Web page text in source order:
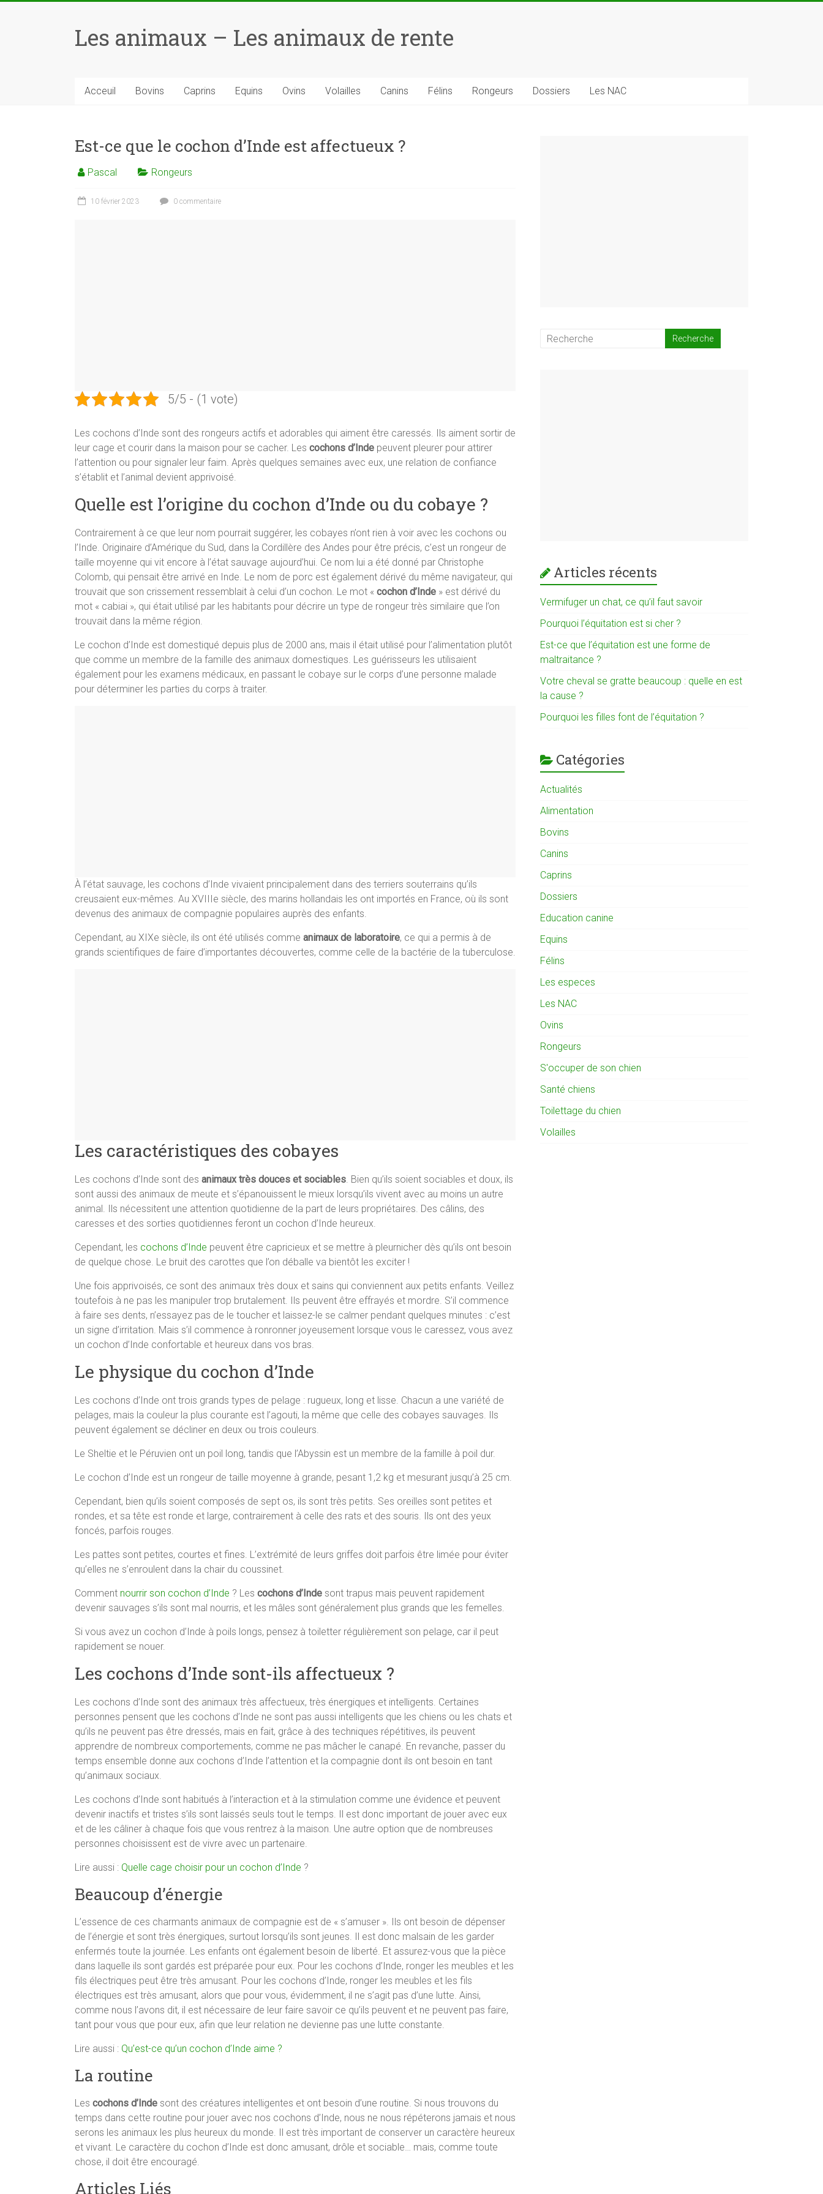
Les animaux – Les animaux de rente
Acceuil Bovins Caprins Equins Ovins Volailles Canins Félins Rongeurs Dossiers Les NAC
Est-ce que le cochon d’Inde est affectueux ?
Pascal Rongeurs
10 février 2023 0 commentaire
5/5 - (1 vote)
Les cochons d’Inde sont des rongeurs actifs et adorables qui aiment être caressés. Ils aiment sortir de
leur cage et courir dans la maison pour se cacher. Les cochons d’Inde peuvent pleurer pour attirer
l’attention ou pour signaler leur faim. Après quelques semaines avec eux, une relation de confiance
s’établit et l’animal devient apprivoisé.
Quelle est l’origine du cochon d’Inde ou du cobaye ?
Contrairement à ce que leur nom pourrait suggérer, les cobayes n’ont rien à voir avec les cochons ou
l’Inde. Originaire d’Amérique du Sud, dans la Cordillère des Andes pour être précis, c’est un rongeur de
taille moyenne qui vit encore à l’état sauvage aujourd’hui. Ce nom lui a été donné par Christophe
Colomb, qui pensait être arrivé en Inde. Le nom de porc est également dérivé du même navigateur, qui
trouvait que son crissement ressemblait à celui d’un cochon. Le mot « cochon d’Inde » est dérivé du
mot « cabiai », qui était utilisé par les habitants pour décrire un type de rongeur très similaire que l’on
trouvait dans la même région.
Le cochon d’Inde est domestiqué depuis plus de 2000 ans, mais il était utilisé pour l’alimentation plutôt
que comme un membre de la famille des animaux domestiques. Les guérisseurs les utilisaient
également pour les examens médicaux, en passant le cobaye sur le corps d’une personne malade
pour déterminer les parties du corps à traiter.
À l’état sauvage, les cochons d’Inde vivaient principalement dans des terriers souterrains qu’ils
creusaient eux-mêmes. Au XVIIIe siècle, des marins hollandais les ont importés en France, où ils sont
devenus des animaux de compagnie populaires auprès des enfants.
Cependant, au XIXe siècle, ils ont été utilisés comme animaux de laboratoire, ce qui a permis à de
grands scientifiques de faire d’importantes découvertes, comme celle de la bactérie de la tuberculose.
Les caractéristiques des cobayes
Les cochons d’Inde sont des animaux très douces et sociables. Bien qu’ils soient sociables et doux, ils
sont aussi des animaux de meute et s’épanouissent le mieux lorsqu’ils vivent avec au moins un autre
animal. Ils nécessitent une attention quotidienne de la part de leurs propriétaires. Des câlins, des
caresses et des sorties quotidiennes feront un cochon d’Inde heureux.
Cependant, les cochons d’Inde peuvent être capricieux et se mettre à pleurnicher dès qu’ils ont besoin
de quelque chose. Le bruit des carottes que l’on déballe va bientôt les exciter !
Une fois apprivoisés, ce sont des animaux très doux et sains qui conviennent aux petits enfants. Veillez
toutefois à ne pas les manipuler trop brutalement. Ils peuvent être effrayés et mordre. S’il commence
à faire ses dents, n’essayez pas de le toucher et laissez-le se calmer pendant quelques minutes : c’est
un signe d’irritation. Mais s’il commence à ronronner joyeusement lorsque vous le caressez, vous avez
un cochon d’Inde confortable et heureux dans vos bras.
Le physique du cochon d’Inde
Les cochons d’Inde ont trois grands types de pelage : rugueux, long et lisse. Chacun a une variété de
pelages, mais la couleur la plus courante est l’agouti, la même que celle des cobayes sauvages. Ils
peuvent également se décliner en deux ou trois couleurs.
Le Sheltie et le Péruvien ont un poil long, tandis que l’Abyssin est un membre de la famille à poil dur.
Le cochon d’Inde est un rongeur de taille moyenne à grande, pesant 1,2 kg et mesurant jusqu’à 25 cm.
Cependant, bien qu’ils soient composés de sept os, ils sont très petits. Ses oreilles sont petites et
rondes, et sa tête est ronde et large, contrairement à celle des rats et des souris. Ils ont des yeux
foncés, parfois rouges.
Les pattes sont petites, courtes et fines. L’extrémité de leurs griffes doit parfois être limée pour éviter
qu’elles ne s’enroulent dans la chair du coussinet.
Comment nourrir son cochon d’Inde ? Les cochons d’Inde sont trapus mais peuvent rapidement
devenir sauvages s’ils sont mal nourris, et les mâles sont généralement plus grands que les femelles.
Si vous avez un cochon d’Inde à poils longs, pensez à toiletter régulièrement son pelage, car il peut
rapidement se nouer.
Les cochons d’Inde sont-ils affectueux ?
Les cochons d’Inde sont des animaux très affectueux, très énergiques et intelligents. Certaines
personnes pensent que les cochons d’Inde ne sont pas aussi intelligents que les chiens ou les chats et
qu’ils ne peuvent pas être dressés, mais en fait, grâce à des techniques répétitives, ils peuvent
apprendre de nombreux comportements, comme ne pas mâcher le canapé. En revanche, passer du
temps ensemble donne aux cochons d’Inde l’attention et la compagnie dont ils ont besoin en tant
qu’animaux sociaux.
Les cochons d’Inde sont habitués à l’interaction et à la stimulation comme une évidence et peuvent
devenir inactifs et tristes s’ils sont laissés seuls tout le temps. Il est donc important de jouer avec eux
et de les câliner à chaque fois que vous rentrez à la maison. Une autre option que de nombreuses
personnes choisissent est de vivre avec un partenaire.
Lire aussi : Quelle cage choisir pour un cochon d’Inde ?
Beaucoup d’énergie
L’essence de ces charmants animaux de compagnie est de « s’amuser ». Ils ont besoin de dépenser
de l’énergie et sont très énergiques, surtout lorsqu’ils sont jeunes. Il est donc malsain de les garder
enfermés toute la journée. Les enfants ont également besoin de liberté. Et assurez-vous que la pièce
dans laquelle ils sont gardés est préparée pour eux. Pour les cochons d’Inde, ronger les meubles et les
fils électriques peut être très amusant. Pour les cochons d’Inde, ronger les meubles et les fils
électriques est très amusant, alors que pour vous, évidemment, il ne s’agit pas d’une lutte. Ainsi,
comme nous l’avons dit, il est nécessaire de leur faire savoir ce qu’ils peuvent et ne peuvent pas faire,
tant pour vous que pour eux, afin que leur relation ne devienne pas une lutte constante.
Lire aussi : Qu’est-ce qu’un cochon d’Inde aime ?
La routine
Les cochons d’Inde sont des créatures intelligentes et ont besoin d’une routine. Si nous trouvons du
temps dans cette routine pour jouer avec nos cochons d’Inde, nous ne nous répéterons jamais et nous
serons les animaux les plus heureux du monde. Il est très important de conserver un caractère heureux
et vivant. Le caractère du cochon d’Inde est donc amusant, drôle et sociable… mais, comme toute
chose, il doit être encouragé.
Articles Liés
Articles récents
Vermifuger un chat, ce qu’il faut savoir
Pourquoi l’équitation est si cher ?
Est-ce que l’équitation est une forme de
maltraitance ?
Votre cheval se gratte beaucoup : quelle en est
la cause ?
Pourquoi les filles font de l’équitation ?
Catégories
Actualités
Alimentation
Bovins
Canins
Caprins
Dossiers
Education canine
Equins
Félins
Les especes
Les NAC
Ovins
Rongeurs
S'occuper de son chien
Santé chiens
Toilettage du chien
Volailles